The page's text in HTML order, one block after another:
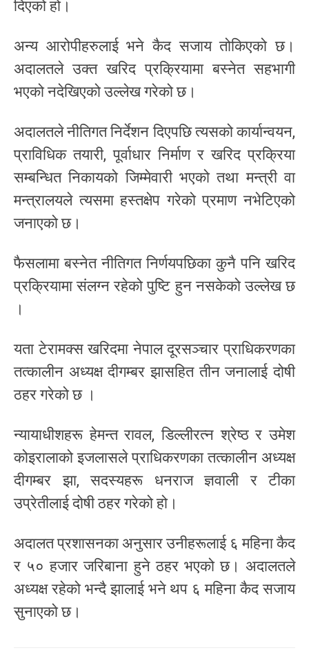
दिएको हो।
अन्य आरोपीहरुलाई भने कैद सजाय तोकिएको छ।
अदालतले उक्त खरिद प्रक्रियामा बस्नेत सहभागी
भएको नदेखिएको उल्लेख गरेको छ।
अदालतले नीतिगत निर्देशन दिएपछि त्यसको कार्यान्वयन,
प्राविधिक तयारी, पूर्वाधार निर्माण र खरिद प्रक्रिया
सम्बन्धित निकायको जिम्मेवारी भएको तथा मन्त्री वा
मन्त्रालयले त्यसमा हस्तक्षेप गरेको प्रमाण नभेटिएको
जनाएको छ।
फैसलामा बस्नेत नीतिगत निर्णयपछिका कुनै पनि खरिद
प्रक्रियामा संलग्न रहेको पुष्टि हुन नसकेको उल्लेख छ
।
यता टेरामक्स खरिदमा नेपाल दूरसञ्चार प्राधिकरणका
तत्कालीन अध्यक्ष दीगम्बर झासहित तीन जनालाई दोषी
ठहर गरेको छ ।
न्यायाधीशहरू हेमन्त रावल, डिल्लीरत्न श्रेष्ठ र उमेश
कोइरालाको इजलासले प्राधिकरणका तत्कालीन अध्यक्ष
दीगम्बर झा, सदस्यहरू धनराज ज्ञवाली र टीका
उप्रेतीलाई दोषी ठहर गरेको हो।
अदालत प्रशासनका अनुसार उनीहरूलाई ६ महिना कैद
र ५० हजार जरिबाना हुने ठहर भएको छ। अदालतले
अध्यक्ष रहेको भन्दै झालाई भने थप ६ महिना कैद सजाय
सुनाएको छ।